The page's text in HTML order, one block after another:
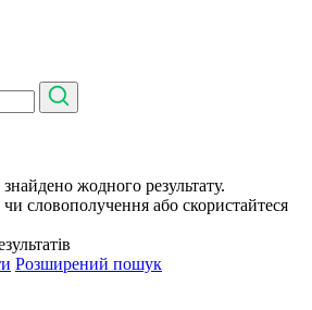
знайдено жодного результату.
словополучення або скористайтеся
Розширений пошук